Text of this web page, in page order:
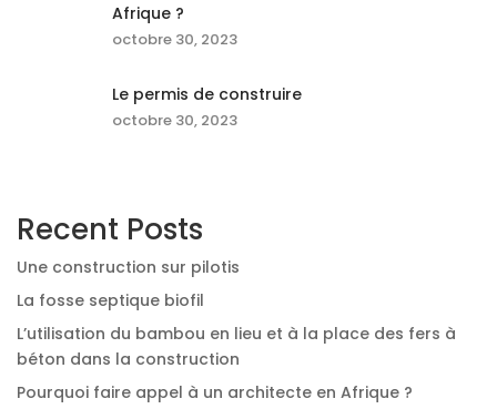
Afrique ?
octobre 30, 2023
Le permis de construire
octobre 30, 2023
Recent Posts
Une construction sur pilotis
La fosse septique biofil
L’utilisation du bambou en lieu et à la place des fers à
béton dans la construction
Pourquoi faire appel à un architecte en Afrique ?